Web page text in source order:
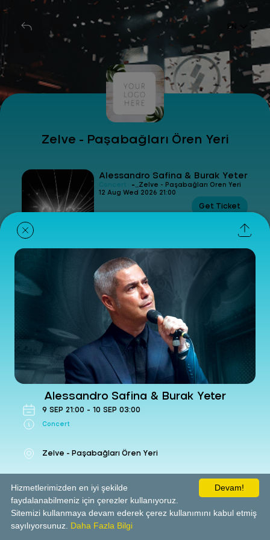
EN
Zelve - Paşabağları Ören Yeri
Alessandro Safina & Burak Yeter
Concert -Zelve - Paşabağları Ören Yeri
12 Aug Wed 2026 21:00
Get Ticket
Alessandro Safina & Burak Yeter
Concert -Zelve - Paşabağları Ören Yeri
09 Sep Wed 2026 21:00
Alessandro Safina & Burak Yeter
9 SEP 21:00 - 10 SEP 03:00
Concert
Zelve - Paşabağları Ören Yeri
Get Ticket
Devam!
Hizmetlerimizden en iyi şekilde
faydalanabilmeniz için çerezler kullanıyoruz.
Sitemizi kullanmaya devam ederek çerez kullanımını kabul etmiş
sayılıyorsunuz. Daha Fazla Bilgi